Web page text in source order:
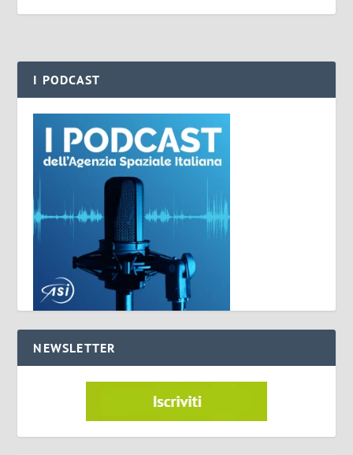
I PODCAST
NEWSLETTER